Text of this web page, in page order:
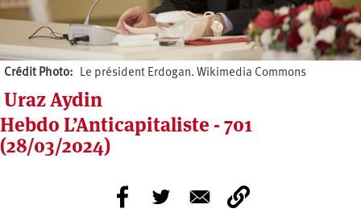
Crédit Photo Le président Erdogan. Wikimedia Commons
Uraz Aydin
Hebdo L’Anticapitaliste - 701
(28/03/2024)